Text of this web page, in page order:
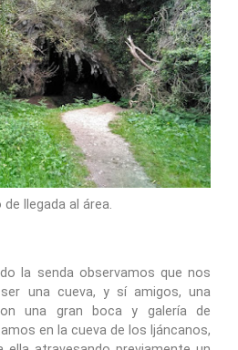
de llegada al área.
la senda observamos que nos
una cueva, y sí amigos, una
una gran boca y galería de
en la cueva de los Ijáncanos,